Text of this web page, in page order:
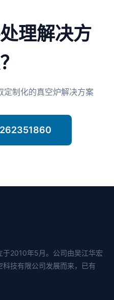
理解决方
定制化的真空炉解决方案
于2010年5月。公司由吴江华宏
技有限公司发展而来，已有